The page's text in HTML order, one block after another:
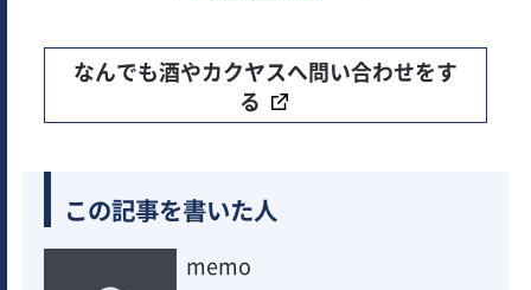
なんでも酒やカクヤスへ問い合わせをす
る
この記事を書いた人
memo